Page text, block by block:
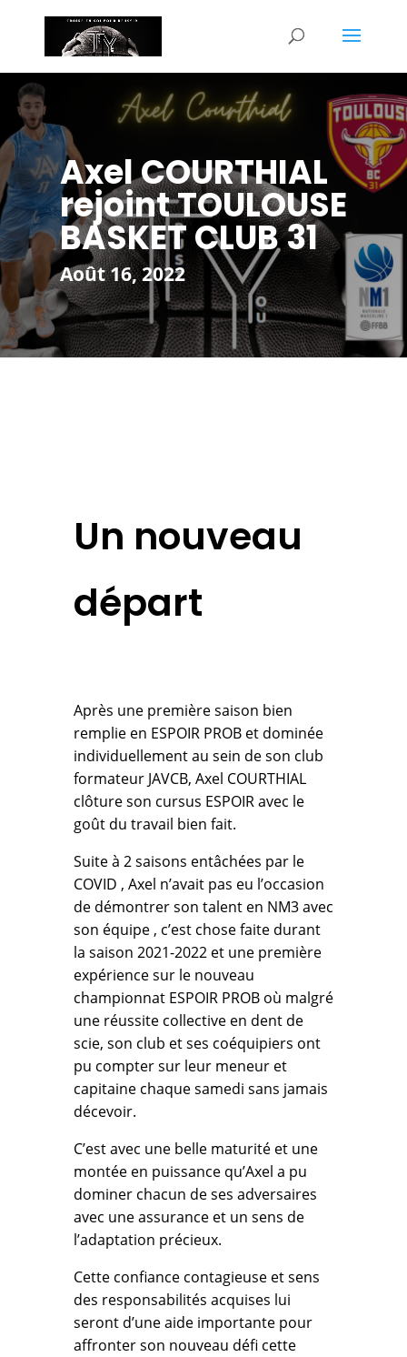
Axel COURTHIAL
rejoint TOULOUSE
BASKET CLUB 31
Août 16, 2022
Un nouveau
départ
Après une première saison bien
remplie en ESPOIR PROB et dominée
individuellement au sein de son club
formateur JAVCB, Axel COURTHIAL
clôture son cursus ESPOIR avec le
goût du travail bien fait.
Suite à 2 saisons entâchées par le
COVID , Axel n’avait pas eu l’occasion
de démontrer son talent en NM3 avec
son équipe , c’est chose faite durant
la saison 2021-2022 et une première
expérience sur le nouveau
championnat ESPOIR PROB où malgré
une réussite collective en dent de
scie, son club et ses coéquipiers ont
pu compter sur leur meneur et
capitaine chaque samedi sans jamais
décevoir.
C’est avec une belle maturité et une
montée en puissance qu’Axel a pu
dominer chacun de ses adversaires
avec une assurance et un sens de
l’adaptation précieux.
Cette confiance contagieuse et sens
des responsabilités acquises lui
seront d’une aide importante pour
affronter son nouveau défi cette